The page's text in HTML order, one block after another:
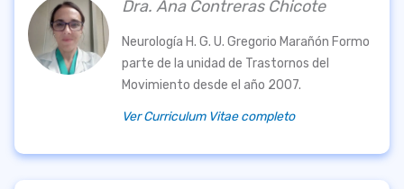
Dra. Ana Contreras Chicote
Neurología H. G. U. Gregorio Marañón Formo
parte de la unidad de Trastornos del
Movimiento desde el año 2007.
Ver Curriculum Vitae completo